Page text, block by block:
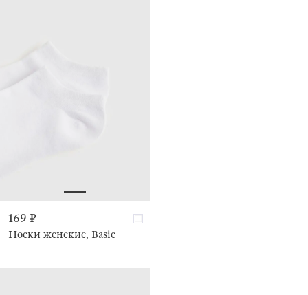
169 ₽
Носки женские, Basic